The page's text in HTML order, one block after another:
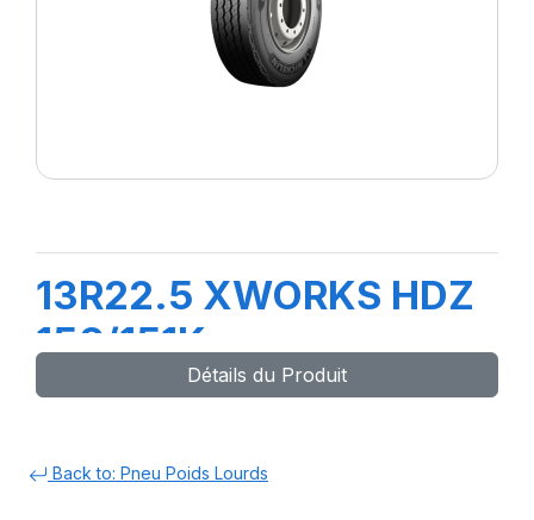
13R22.5 XWORKS HDZ
156/151K
Détails du Produit
Back to: Pneu Poids Lourds